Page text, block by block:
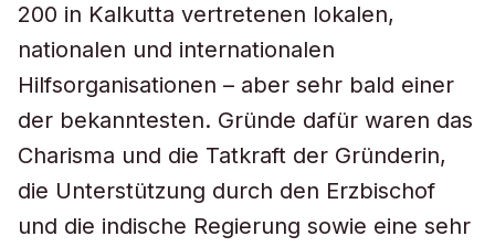
200 in Kalkutta vertretenen lokalen,
nationalen und internationalen
Hilfsorganisationen – aber sehr bald einer
der bekanntesten. Gründe dafür waren das
Charisma und die Tatkraft der Gründerin,
die Unterstützung durch den Erzbischof
und die indische Regierung sowie eine sehr